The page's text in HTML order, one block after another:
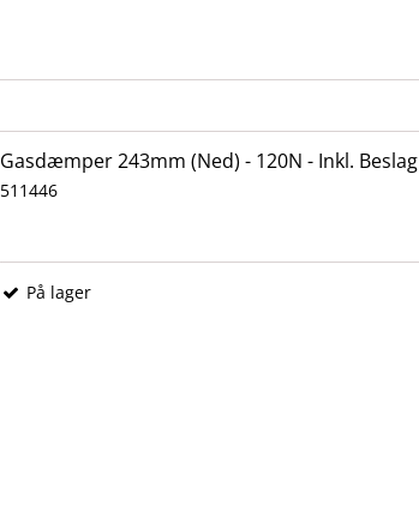
Gasdæmper 243mm (Ned) - 120N - Inkl. Beslag
511446
På lager